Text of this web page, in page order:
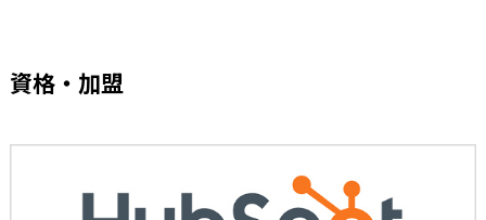
資格・加盟